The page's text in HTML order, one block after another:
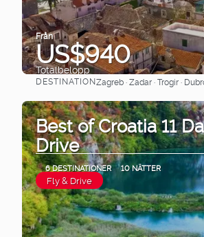
Från
US$940
Totalbelopp
Se
DESTINATIONZagreb · Zadar · Trogir ·
Best of Croatia 11
Drive
6 DESTINATIONER 10 NÄTTER
Fly & Drive